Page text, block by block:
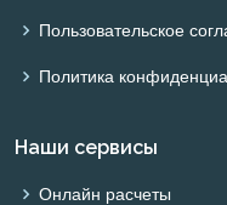
Пользовательское
Политика
Наши сервисы
Онлайн расчеты